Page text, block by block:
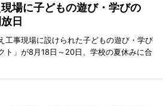
場に子どもの遊び・学びの
日
工事現場に設けられた子どもの遊び・学び
ト」が8月18日～20日、学校の夏休みに合